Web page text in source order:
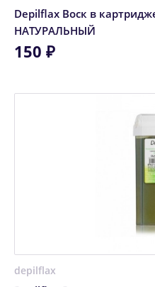
Depilflax Воск в
НАТУРАЛЬНЫЙ
150 ₽
depilflax